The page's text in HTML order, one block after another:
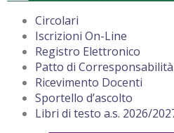
Circolari
Iscrizioni On-Line
Registro Elettronico
Patto di Corresponsabilità
Ricevimento Docenti
Sportello d’ascolto
Libri di testo a.s. 2026/